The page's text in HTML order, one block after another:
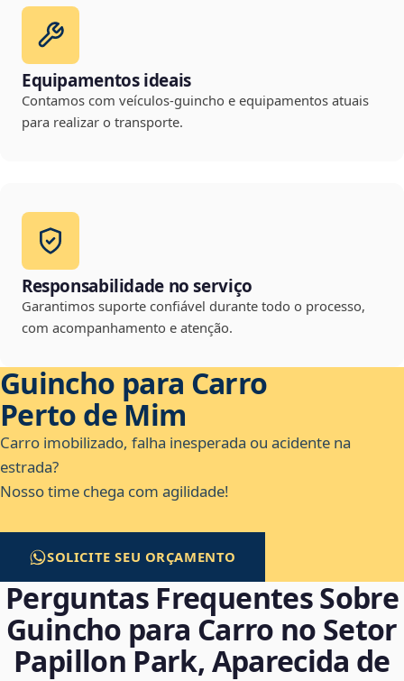
Equipamentos ideais
Contamos com veículos-guincho e equipamentos atuais
para realizar o transporte.
Responsabilidade no serviço
Garantimos suporte confiável durante todo o processo,
com acompanhamento e atenção.
Guincho para Carro
Perto de Mim
Carro imobilizado, falha inesperada ou acidente na
estrada?
Nosso time chega com agilidade!
SOLICITE SEU ORÇAMENTO
Perguntas Frequentes Sobre
Guincho para Carro no Setor
Papillon Park, Aparecida de